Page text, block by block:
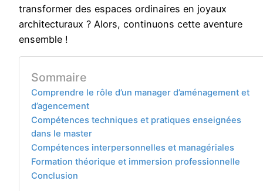
transformer des espaces ordinaires en joyaux
architecturaux ? Alors, continuons cette aventure
ensemble !
Sommaire
Comprendre le rôle d’un manager d’aménagement et
d’agencement
Compétences techniques et pratiques enseignées
dans le master
Compétences interpersonnelles et managériales
Formation théorique et immersion professionnelle
Conclusion